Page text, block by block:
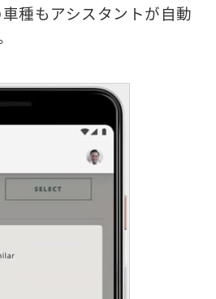
種もアシスタントが自動